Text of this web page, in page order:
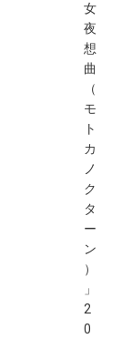
女
夜
想
曲
（
モ
ト
カ
ノ
ク
タ
ー
ン
）
」
2
0